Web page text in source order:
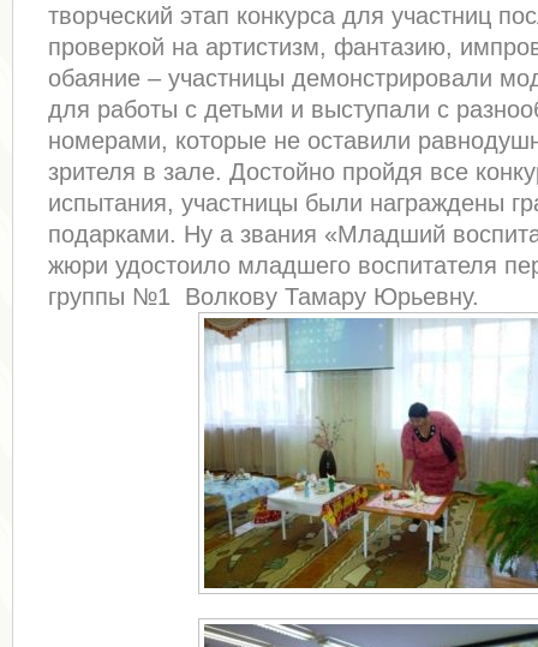
творческий этап конкурса для участниц
проверкой на артистизм, фантазию,
обаяние – участницы демонстрировали
для работы с детьми и выступали с
номерами, которые не оставили
зрителя в зале. Достойно пройдя все
испытания, участницы были награждены
подарками. Ну а звания «Младший
жюри удостоило младшего воспитателя
группы №1 Волкову Тамару Юрьевну.